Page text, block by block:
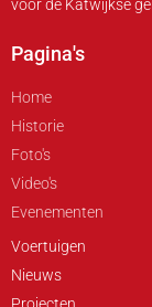
voor de Katwijkse
Pagina's
Home
Historie
Foto's
Video's
Evenementen
Voertuigen
Nieuws